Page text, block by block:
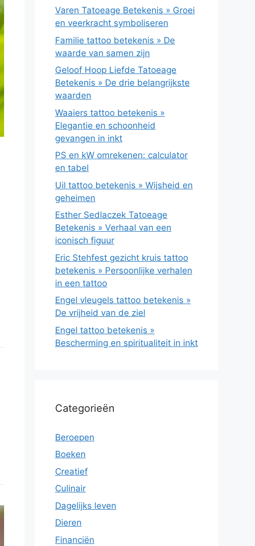
Varen Tatoeage Betekenis » Groei
en veerkracht symboliseren
Familie tattoo betekenis » De
waarde van samen zijn
Geloof Hoop Liefde Tatoeage
Betekenis » De drie belangrijkste
waarden
Waaiers tattoo betekenis »
Elegantie en schoonheid
gevangen in inkt
PS en kW omrekenen: calculator
en tabel
Uil tattoo betekenis » Wijsheid en
geheimen
Esther Sedlaczek Tatoeage
Betekenis » Verhaal van een
iconisch figuur
Eric Stehfest gezicht kruis tattoo
betekenis » Persoonlijke verhalen
in een tattoo
Engel vleugels tattoo betekenis »
De vrijheid van de ziel
Engel tattoo betekenis »
Bescherming en spiritualiteit in inkt
Categorieën
Beroepen
Boeken
Creatief
Culinair
Dagelijks leven
Dieren
Financiën